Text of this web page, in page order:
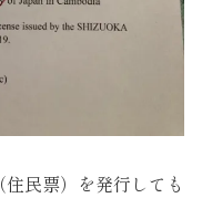
（住民票）を発行しても